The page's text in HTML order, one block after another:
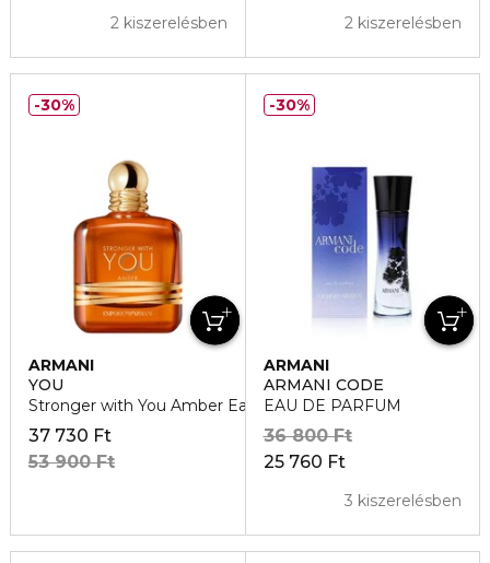
2 kiszerelésben 2 kiszerelésben
ARMANI
YOU
Stronger with You Amber Eau de Parfum
37 730 Ft
53 900 Ft
30%
ARMANI
ARMANI CODE
EAU DE PARFUM
25 760 Ft
36 800 Ft
3 kiszerelésben
30%